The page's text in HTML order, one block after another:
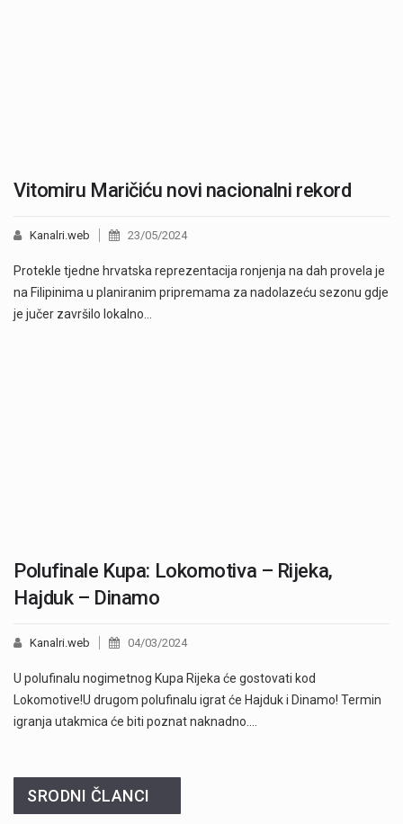
Vitomiru Maričiću novi nacionalni rekord
Kanalri.web 23/05/2024
Protekle tjedne hrvatska reprezentacija ronjenja na dah provela je
na Filipinima u planiranim pripremama za nadolazeću sezonu gdje
je jučer završilo lokalno…
Polufinale Kupa: Lokomotiva – Rijeka,
Hajduk – Dinamo
Kanalri.web 04/03/2024
U polufinalu nogimetnog Kupa Rijeka će gostovati kod
Lokomotive!U drugom polufinalu igrat će Hajduk i Dinamo! Termin
igranja utakmica će biti poznat naknadno.…
SRODNI ČLANCI